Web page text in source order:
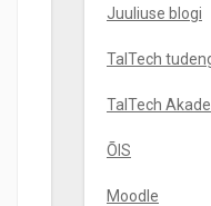
Juuliuse blogi
TalTech
TalTech
ÕIS
Moodle